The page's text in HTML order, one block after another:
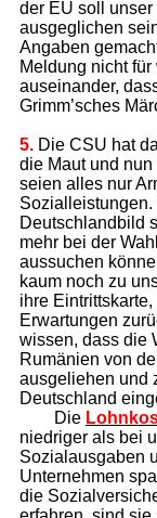
der EU soll
ausgeglichen
Angaben
Meldung nicht
auseinander,
Grimm’sches
5.Die CSU hat
die Maut und
seien alles nur
Deutschlandbild
mehr bei der
aussuchen
kaum noch zu
ihre
Erwartungen
wissen, dass die
Rumänien von
ausgeliehen und
Deutschland
Die
niedriger als bei
Sozialausgaben
Unternehmen
die